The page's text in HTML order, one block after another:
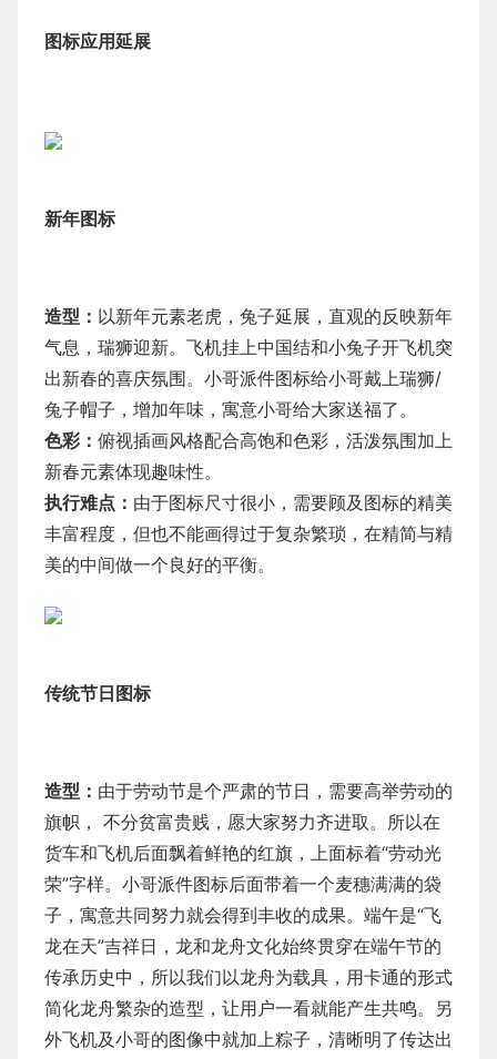
图标应用延展
新年图标
造型： 以新年元素老虎，兔子延展，直观的反映新年
气息，瑞狮迎新。飞机挂上中国结和小兔子开飞机突
出新春的喜庆氛围。小哥派件图标给小哥戴上瑞狮/
兔子帽子，增加年味，寓意小哥给大家送福了。
色彩： 俯视插画风格配合高饱和色彩，活泼氛围加上
新春元素体现趣味性。
执行难点： 由于图标尺寸很小，需要顾及图标的精美
丰富程度，但也不能画得过于复杂繁琐，在精简与精
美的中间做一个良好的平衡。
传统节日图标
造型： 由于劳动节是个严肃的节日，需要高举劳动的
旗帜， 不分贫富贵贱，愿大家努力齐进取。所以在
货车和飞机后面飘着鲜艳的红旗，上面标着“劳动光
荣”字样。小哥派件图标后面带着一个麦穗满满的袋
子，寓意共同努力就会得到丰收的成果。端午是“飞
龙在天”吉祥日，龙和龙舟文化始终贯穿在端午节的
传承历史中，所以我们以龙舟为载具，用卡通的形式
简化龙舟繁杂的造型，让用户一看就能产生共鸣。另
外飞机及小哥的图像中就加上粽子，清晰明了传达出